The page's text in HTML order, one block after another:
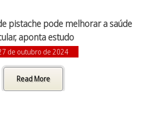
pistache pode melhorar a saúde
aponta estudo
de outubro de 2024
Read More